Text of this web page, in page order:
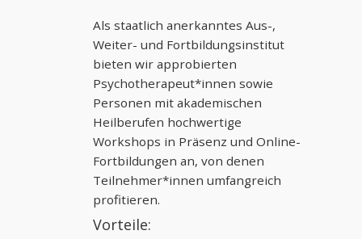
Als staatlich anerkanntes Aus-,
Weiter- und Fortbildungsinstitut
bieten wir approbierten
Psychotherapeut*innen sowie
Personen mit akademischen
Heilberufen hochwertige
Workshops in Präsenz und Online-
Fortbildungen an, von denen
Teilnehmer*innen umfangreich
profitieren.
Vorteile: